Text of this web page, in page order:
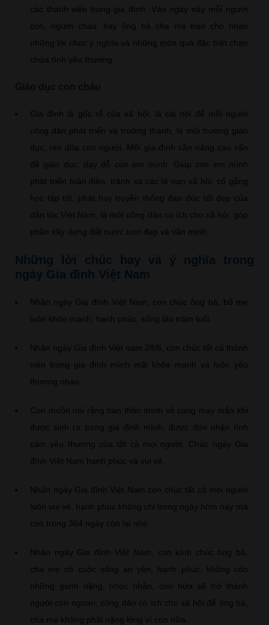
các thành viên trong gia đình. Vào ngày này mỗi người
con, người cháu, hay ông bà cha mẹ trao cho nhau
những lời chúc ý nghĩa và những món quà đặc biệt chan
chứa tình yêu thương.
Gia đình là gốc rễ của xã hội, là cái nôi để mỗi người
công dân phát triển và trưởng thành, là môi trường giáo
dục, rèn dũa con người. Mỗi gia đình cần nâng cao vấn
đề giáo dục, dạy dỗ con em mình. Giúp con em mình
phát triển toàn diện, tránh xa các tệ nạn xã hội, cố gắng
học tập tốt, phát huy truyền thống đạo đức tốt đẹp của
dân tộc Việt Nam, là một công dân có ích cho xã hội, góp
phần xây dựng đất nước tươi đẹp và văn minh.
Những lời chúc hay và ý nghĩa trong
ngày Gia đình Việt Nam
Nhân ngày Gia đình Việt Nam, con chúc ông bà, bố mẹ
luôn khỏe mạnh, hạnh phúc, sống lâu trăm tuổi.
Nhân ngày Gia đình Việt nam 28/6, con chúc tất cả thành
viên trong gia đình mình mãi khỏe mạnh và luôn yêu
thương nhau.
Con muốn nói rằng bản thân mình vô cùng may mắn khi
được sinh ra trong gia đình mình, được đón nhận tình
cảm yêu thương của tất cả mọi người. Chúc ngày Gia
đình Việt Nam hạnh phúc và vui vẻ.
Nhân ngày Gia đình Việt Nam con chúc tất cả mọi người
luôn vui vẻ, hạnh phúc không chỉ trong ngày hôm nay mà
còn trong 364 ngày còn lại nhé.
Nhân ngày Gia đình Việt Nam, con kính chúc ông bà,
cha mẹ có cuộc sống an yên, hạnh phúc, không còn
những gánh nặng, nhọc nhằn, con hứa sẽ trở thành
người con ngoan, công dân có ích cho xã hội để ông bà,
cha mẹ không phải nặng lòng vì con nữa.